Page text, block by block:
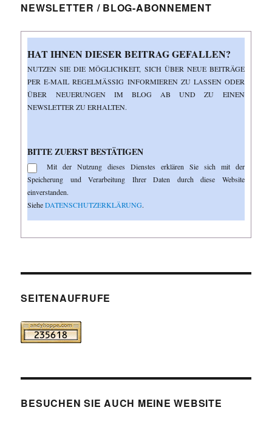
NEWSLETTER / BLOG-ABONNEMENT
HAT IHNEN DIESER BEITRAG GEFALLEN?
NUTZEN SIE DIE MÖGLICHKEIT, SICH ÜBER NEUE BEITRÄGE
PER E-MAIL REGELMÄSSIG INFORMIEREN ZU LASSEN ODER Ü
BER NEUERUNGEN IM BLOG AB UND ZU EINEN N
EWSLETTER ZU ERHALTEN.
BITTE ZUERST BESTÄTIGEN
Mit der Nutzung dieses Dienstes erklären Sie sich mit der
Speicherung und Verarbeitung Ihrer Daten durch diese Website
einverstanden.
SieheDATENSCHUTZERKLÄRUNG.
SEITENAUFRUFE
BESUCHEN SIE AUCH MEINE WEBSITE